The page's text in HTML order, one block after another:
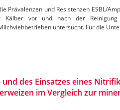
Prävalenzen und Resistenzen ESBL/
vor und nach der Reinigung
untersucht. Für die
des Einsatzes eines
im Vergleich zur